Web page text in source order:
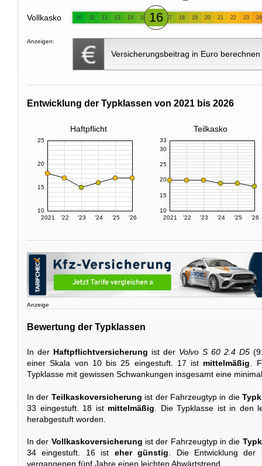
Vollkasko 10 11 12 13 14 15 16 17 18 19 20 21 22 23 24
Anzeigen:
Versicherungsbeitrag in Euro berechnen
Entwicklung der Typklassen von 2021 bis 2026
Haftpflicht Teilkasko
2021 '22 '23 '24 '25 '26
10
15
20
25
2021 '22 '23 '24 '25 '26
10
15
20
25
30
33
Anzeige
Bewertung der Typklassen
In der Haftpflichtversicherung ist der Volvo S 60 2.4 D5
einer Skala von 10 bis 25 eingestuft. 17 ist mittelmäßig .
Typklasse mit gewissen Schwankungen insgesamt eine
In der Teilkaskoversicherung ist der Fahrzeugtyp in die
33 eingestuft. 18 ist mittelmäßig . Die Typklasse ist in den
herabgestuft worden.
In der Vollkaskoversicherung ist der Fahrzeugtyp in die
34 eingestuft. 16 ist eher günstig. Die Entwicklung der
vergangenen fünf Jahre einen leichten Abwärtstrend.